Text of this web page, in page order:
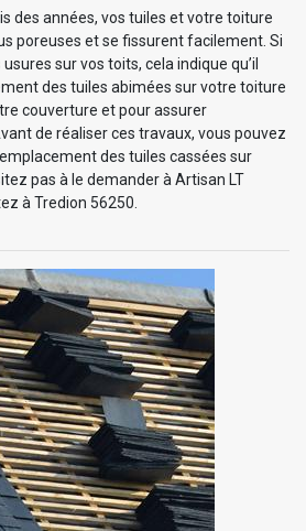
des années, vos tuiles et votre toiture
poreuses et se fissurent facilement. Si
sur vos toits, cela indique qu’il
des tuiles abimées sur votre toiture
couverture et pour assurer
de réaliser ces travaux, vous pouvez
des tuiles cassées sur
pas à le demander à Artisan LT
à Tredion 56250.